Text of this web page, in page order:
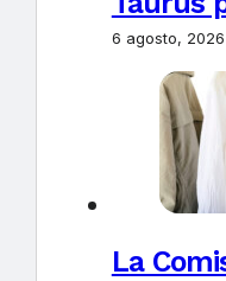
6 agosto, 2026
La